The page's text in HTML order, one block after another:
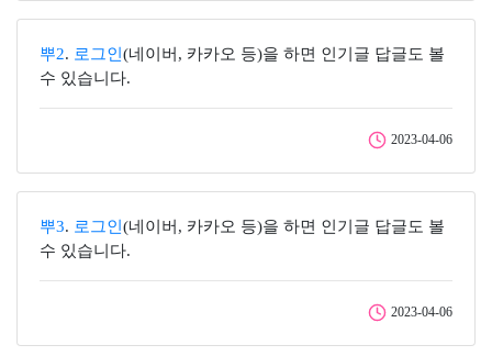
뿌2. 로그인 (네이버, 카카오 등)을 하면 인기글 답글도 볼
수 있습니다.
2023-04-06
뿌3. 로그인 (네이버, 카카오 등)을 하면 인기글 답글도 볼
수 있습니다.
2023-04-06